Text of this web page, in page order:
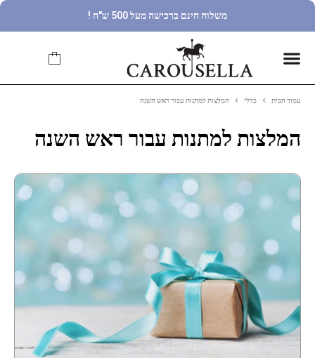
משלוח חינם ברכישה מעל 500 ש"ח !
עמוד הבית כללי המלצות למתנות עבור ראש השנה
המלצות למתנות עבור ראש השנה